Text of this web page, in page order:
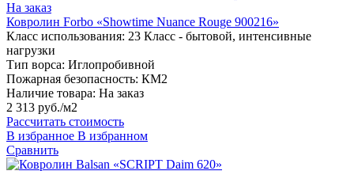
На заказ
Ковролин Forbo «Showtime Nuance Rouge 900216»
Класс использования: 23 Класс - бытовой, интенсивные
нагрузки
Тип ворса: Иглопробивной
Пожарная безопасность: КМ2
Наличие товара: На заказ
2 313 руб./м2
Рассчитать стоимость
В избранное В избранном
Сравнить